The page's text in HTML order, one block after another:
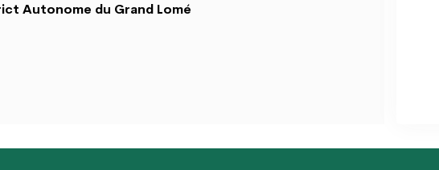
Autonome du Grand Lomé